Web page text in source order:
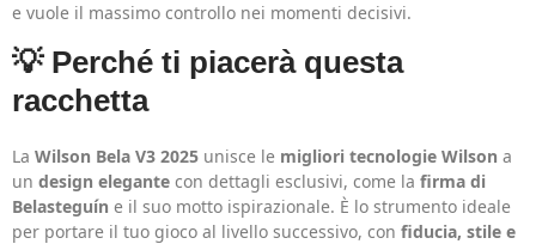
e vuole il massimo controllo nei momenti decisivi.
💡 Perché ti piacerà questa
racchetta
La Wilson Bela V3 2025 unisce le migliori tecnologie Wilson a
un design elegante con dettagli esclusivi, come la firma di
Belasteguín e il suo motto ispirazionale. È lo strumento ideale
per portare il tuo gioco al livello successivo, con fiducia, stile e